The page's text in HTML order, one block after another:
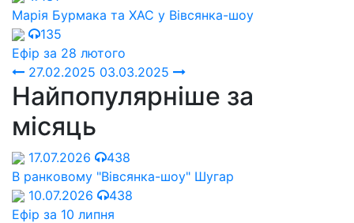
Марія Бурмака та ХАС у Вівсянка-шоу
135
Ефір за 28 лютого
27.02.2025 03.03.2025
Найпопулярніше за
місяць
17.07.2026
438
В ранковому "Вівсянка-шоу" Шугар
10.07.2026
438
Ефір за 10 липня